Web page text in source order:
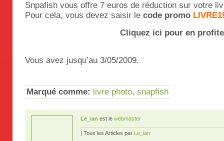
Snpafish vous offre 7 euros de réduction sur votre
Pour cela, vous devez saisir le code promo
Cliquez ici pour en
Vous avez jusqu’au 3/05/2009.
Marqué comme: livre photo, snapfish
Le_ian est le webmaster
| Tous les Articles par Le_ian